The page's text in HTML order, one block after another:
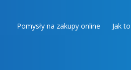
Pomysły na zakupy online Jak